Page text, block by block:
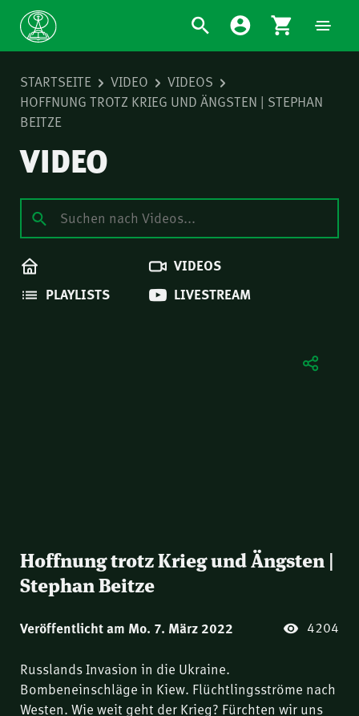
STARTSEITE VIDEO
VIDEOS
HOFFNUNG TROTZ KRIEG UND ÄNGSTEN | STEPHAN
BEITZE
VIDEO
VIDEOS
PLAYLISTS
LIVESTREAM
Hoffnung trotz Krieg und Ängsten |
Stephan Beitze
Veröffentlicht am Mo. 7. März 2022 4204
Russlands Invasion in die Ukraine.
Bombeneinschläge in Kiew. Flüchtlingsströme nach
Westen. Wie weit geht der Krieg? Fürchten wir uns